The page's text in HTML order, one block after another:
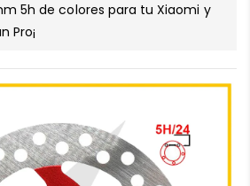
5h de colores para tu Xiaomi y
Pro¡